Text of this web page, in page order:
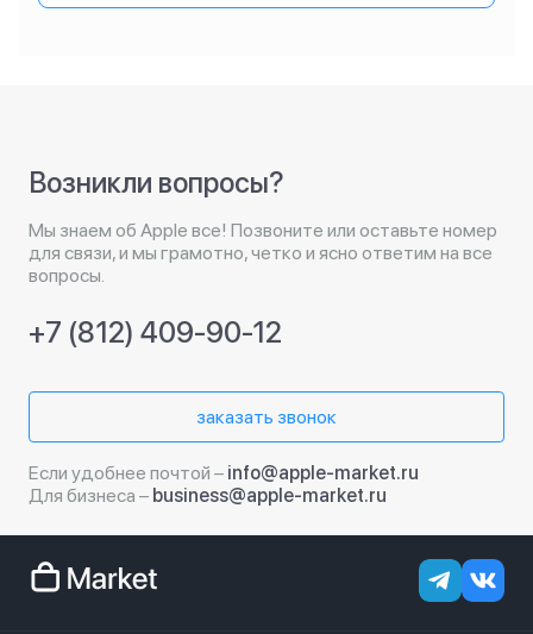
Возникли вопросы?
Мы знаем об Apple все! Позвоните или оставьте номер
для связи, и мы грамотно, четко и ясно ответим на все
вопросы.
+7 (812) 409-90-12
заказать звонок
Если удобнее почтой – info@apple-market.ru
Для бизнеса – business@apple-market.ru